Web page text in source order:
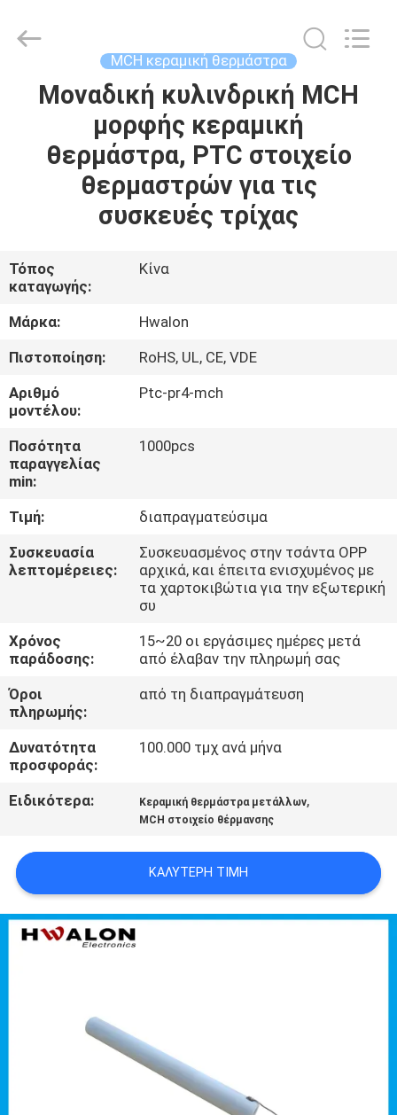
ΣΠΊΤΙ
ΠΡΟΪΌΝΤΑ
ΣΧΕΤΙΚΆ
ΕΜΆΣ
ΕΠΙΣΚΈΨΕΙΣ
ΣΤΟ
ΕΡΓΟΣΤΆΣΙΟ
ΈΛΕΓΧΟΣ
ΠΟΙΌΤΗΤΑΣ
ΕΠΙΚΟΙΝΩΝΉΣΤΕ
ΜΑΖΊ
ΕΙΔΉΣΕΙΣ
ΖΗΤΉΣΤΕ
ΠΡΟΣΦΟΡΆ
SITEMAP
ΠΟΛΙΤΙΚΉ
ΜΥΣΤΙΚΌΤΗΤΑΣ
MCH κεραμική θερμάστρα
Μοναδική κυλινδρική MCH
μορφής κεραμική
θερμάστρα, PTC στοιχείο
θερμαστρών για τις
συσκευές τρίχας
Τόπος
καταγωγής:
Κίνα
Μάρκα:
Hwalon
Πιστοποίηση:
RoHS, UL, CE, VDE
Αριθμό
μοντέλου:
Ptc-pr4-mch
Ποσότητα
παραγγελίας
min:
1000pcs
Τιμή:
διαπραγματεύσιμα
Συσκευασία
λεπτομέρειες:
Συσκευασμένος στην τσάντα OPP
αρχικά, και έπειτα ενισχυμένος με
τα χαρτοκιβώτια για την εξωτερική
συ
Χρόνος
παράδοσης:
15~20 οι εργάσιμες ημέρες μετά
από έλαβαν την πληρωμή σας
Όροι
πληρωμής:
από τη διαπραγμάτευση
Δυνατότητα
προσφοράς:
100.000 τμχ ανά μήνα
Ειδικότερα: Κεραμική θερμάστρα μετάλλων,
MCH στοιχείο θέρμανσης
ΚΑΛΎΤΕΡΗ ΤΙΜΉ